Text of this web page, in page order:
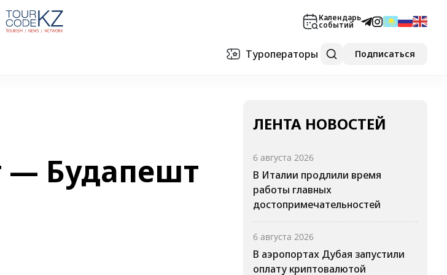
Календарь
событий
Туроператоры Подписаться
Будапешт
ЛЕНТА НОВОСТЕЙ
6 августа 2026
В Италии продлили время
работы главных
достопримечательностей
6 августа 2026
В аэропортах Дубая запустили
оплату криптовалютой